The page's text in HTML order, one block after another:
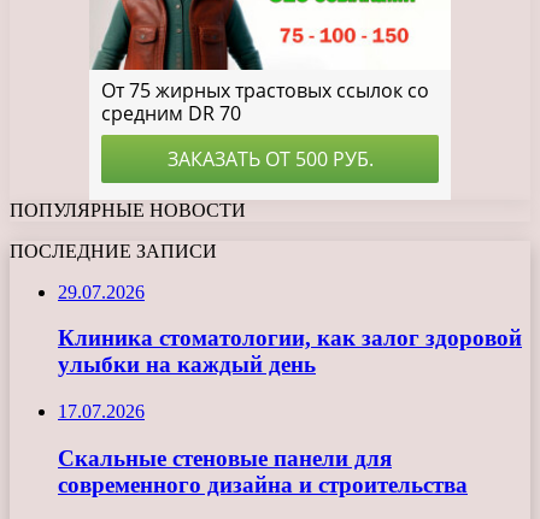
ПОПУЛЯРНЫЕ НОВОСТИ
ПОСЛЕДНИЕ ЗАПИСИ
29.07.2026
Клиника стоматологии, как залог здоровой
улыбки на каждый день
17.07.2026
Скальные стеновые панели для
современного дизайна и строительства